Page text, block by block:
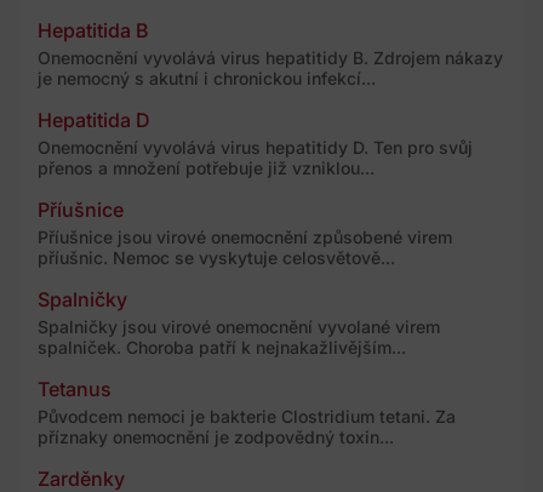
Hepatitida B
Onemocnění vyvolává virus hepatitidy B. Zdrojem nákazy
je nemocný s akutní i chronickou infekcí...
Hepatitida D
Onemocnění vyvolává virus hepatitidy D. Ten pro svůj
přenos a množení potřebuje již vzniklou...
Příušnice
Příušnice jsou virové onemocnění způsobené virem
příušnic. Nemoc se vyskytuje celosvětově...
Spalničky
Spalničky jsou virové onemocnění vyvolané virem
spalniček. Choroba patří k nejnakažlivějším...
Tetanus
Původcem nemoci je bakterie Clostridium tetani. Za
příznaky onemocnění je zodpovědný toxin...
Zarděnky